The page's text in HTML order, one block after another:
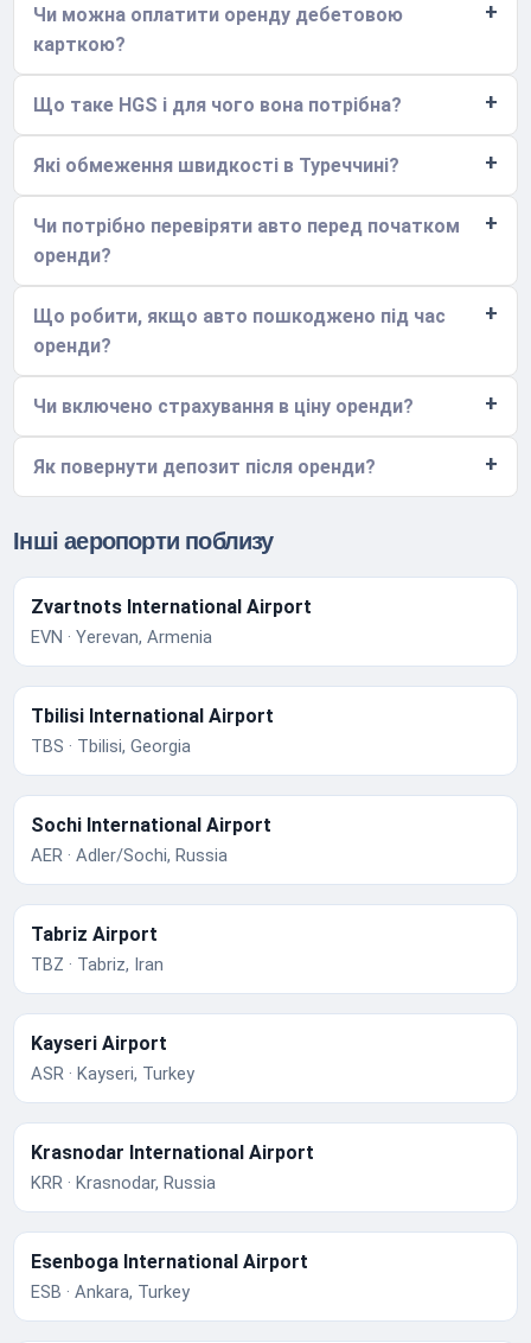
Чи можна оплатити оренду дебетовою
карткою?
Що таке HGS і для чого вона потрібна?
Які обмеження швидкості в Туреччині?
Чи потрібно перевіряти авто перед початком
оренди?
Що робити, якщо авто пошкоджено під час
оренди?
Чи включено страхування в ціну оренди?
Як повернути депозит після оренди?
Інші аеропорти поблизу
Zvartnots International Airport
EVN · Yerevan, Armenia
Tbilisi International Airport
TBS · Tbilisi, Georgia
Sochi International Airport
AER · Adler/Sochi, Russia
Tabriz Airport
TBZ · Tabriz, Iran
Kayseri Airport
ASR · Kayseri, Turkey
Krasnodar International Airport
KRR · Krasnodar, Russia
Esenboga International Airport
ESB · Ankara, Turkey